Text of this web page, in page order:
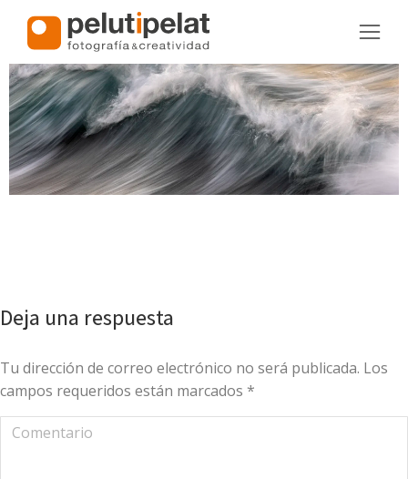
Deja una respuesta
Tu dirección de correo electrónico no será publicada. Los
campos requeridos están marcados *
Comentario